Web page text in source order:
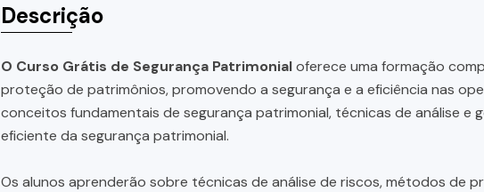
Descrição
O Curso Grátis de Segurança Patrimonialoferece uma formação
proteção de patrimônios, promovendo a segurança e a eficiência nas
conceitos fundamentais de segurança patrimonial, técnicas de análise
eficiente da segurança patrimonial.
Os alunos aprenderão sobre técnicas de análise de riscos, métodos de